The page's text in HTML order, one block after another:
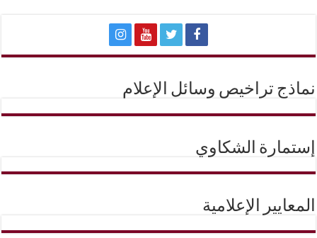
نماذج تراخيص وسائل الإعلام
إستمارة الشكاوي
المعايير الإعلامية